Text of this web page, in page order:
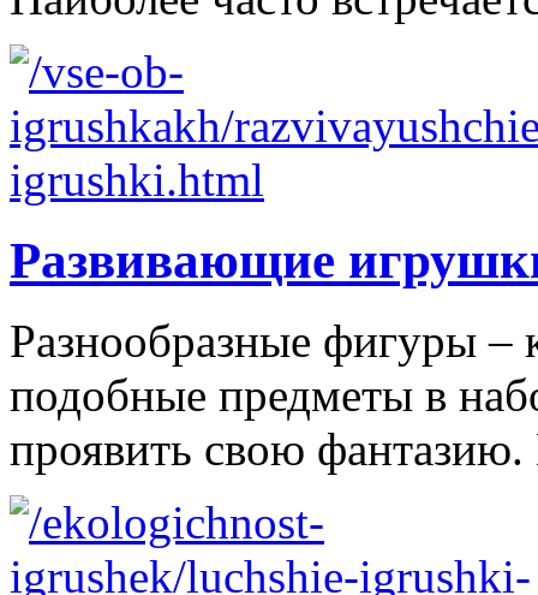
Развивающие
Разнообразные фигуры –
подобные предметы в
проявить свою